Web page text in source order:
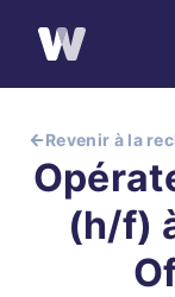
Revenir à la
(h/f)